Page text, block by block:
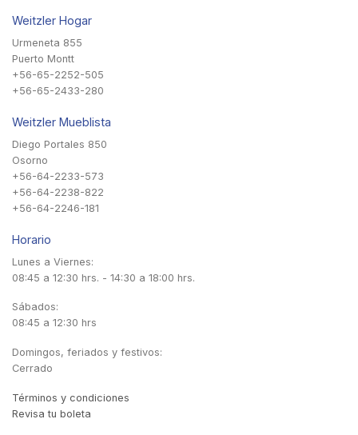
Weitzler Hogar
Urmeneta 855
Puerto Montt
+56-65-2252-505
+56-65-2433-280
Weitzler Mueblista
Diego Portales 850
Osorno
+56-64-2233-573
+56-64-2238-822
+56-64-2246-181
Horario
Lunes a Viernes:
08:45 a 12:30 hrs. - 14:30 a 18:00 hrs.
Sábados:
08:45 a 12:30 hrs
Domingos, feriados y festivos:
Cerrado
Términos y condiciones
Revisa tu boleta